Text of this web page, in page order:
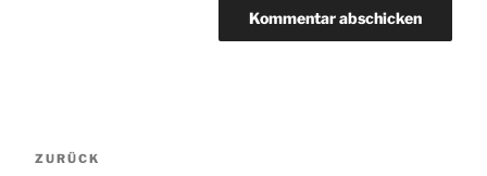
Vorheriger
ZURÜCK